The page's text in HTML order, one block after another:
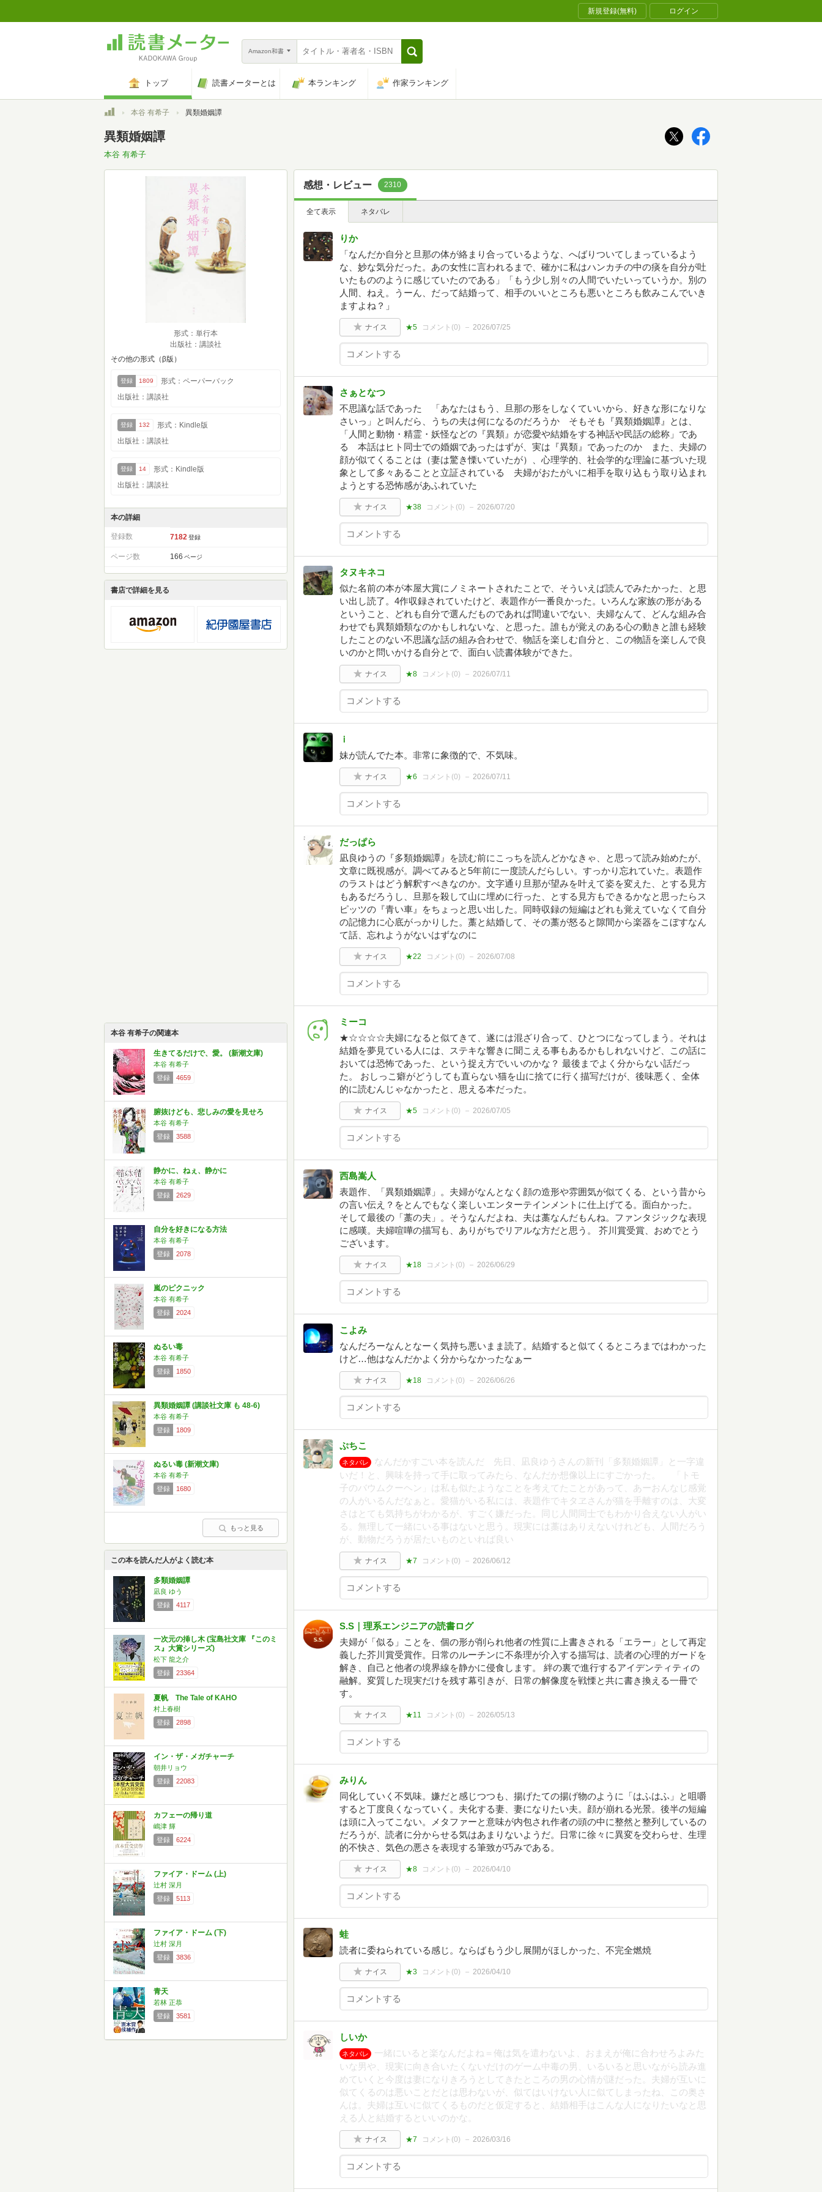
新規登録(無料) ログイン
Amazon和書
トップ 読書メーターとは 本ランキング 作家ランキング
トップ本谷 有希子 異類婚姻譚
異類婚姻譚
本谷 有希子
形式：単行本
出版社：講談社
その他の形式（β版）
登録 1809
形式：ペーパーバック
出版社：講談社
登録 132
形式：Kindle版
出版社：講談社
登録 14
形式：Kindle版
出版社：講談社
本の詳細
登録数 7182 登録
ページ数 166 ページ
書店で詳細を見る
本谷 有希子の関連本
生きてるだけで、愛。 (新潮文庫)
本谷 有希子
登録
4659
腑抜けども、悲しみの愛を見せろ
本谷 有希子
登録
3588
静かに、ねぇ、静かに
本谷 有希子
登録
2629
自分を好きになる方法
本谷 有希子
登録
2078
嵐のピクニック
本谷 有希子
登録
2024
ぬるい毒
本谷 有希子
登録
1850
異類婚姻譚 (講談社文庫 も 48-6)
本谷 有希子
登録
1809
ぬるい毒 (新潮文庫)
本谷 有希子
登録
1680
もっと見る
この本を読んだ人がよく読む本
多類婚姻譚
凪良 ゆう
登録
4117
一次元の挿し木 (宝島社文庫 『このミ
ス』大賞シリーズ)
松下 龍之介
登録
23364
夏帆 The Tale of KAHO
村上春樹
登録
2898
イン・ザ・メガチャーチ
朝井リョウ
登録
22083
カフェーの帰り道
嶋津 輝
登録
6224
ファイア・ドーム (上)
辻村 深月
登録
5113
ファイア・ドーム (下)
辻村 深月
登録
3836
青天
若林 正恭
登録
3581
感想・レビュー 2310
全て表示 ネタバレ
りか
「なんだか自分と旦那の体が絡まり合っているような、へばりついてしまっているよう
な、妙な気分だった。あの女性に言われるまで、確かに私はハンカチの中の痰を自分が吐
いたもののように感じていたのである」「もう少し別々の人間でいたいっていうか。別の
人間、ねえ。うーん、だって結婚って、相手のいいところも悪いところも飲みこんでいき
ますよね？」
ナイス ★5 コメント(0) 2026/07/25
さぁとなつ
不思議な話であった 「あなたはもう、旦那の形をしなくていいから、好きな形になりな
さいっ」と叫んだら、うちの夫は何になるのだろうか そもそも『異類婚姻譚』とは、
「人間と動物・精霊・妖怪などの『異類』が恋愛や結婚をする神話や民話の総称」であ
る 本話はヒト同士での婚姻であったはずが、実は『異類』であったのか また、夫婦の
顔が似てくることは（妻は驚き慄いていたが）、心理学的、社会学的な理論に基づいた現
象として多々あることと立証されている 夫婦がおたがいに相手を取り込もう取り込まれ
ようとする恐怖感があふれていた
ナイス ★38 コメント(0) 2026/07/20
タヌキネコ
似た名前の本が本屋大賞にノミネートされたことで、そういえば読んでみたかった、と思
い出し読了。4作収録されていたけど、表題作が一番良かった。いろんな家族の形がある
ということ、どれも自分で選んだものであれば間違いでない、夫婦なんて、どんな組み合
わせでも異類婚類なのかもしれないな、と思った。誰もが覚えのある心の動きと誰も経験
したことのない不思議な話の組み合わせで、物話を楽しむ自分と、この物語を楽しんで良
いのかと問いかける自分とで、面白い読書体験ができた。
ナイス ★8 コメント(0) 2026/07/11
ｉ
妹が読んでた本。非常に象徴的で、不気味。
ナイス ★6 コメント(0) 2026/07/11
だっぱら
凪良ゆうの『多類婚姻譚』を読む前にこっちを読んどかなきゃ、と思って読み始めたが、
文章に既視感が。調べてみると5年前に一度読んだらしい。すっかり忘れていた。表題作
のラストはどう解釈すべきなのか。文字通り旦那が望みを叶えて姿を変えた、とする見方
もあるだろうし、旦那を殺して山に埋めに行った、とする見方もできるかなと思ったらス
ピッツの『青い車』をちょっと思い出した。同時収録の短編はどれも覚えていなくて自分
の記憶力に心底がっかりした。藁と結婚して、その藁が怒ると隙間から楽器をこぼすなん
て話、忘れようがないはずなのに
ナイス ★22 コメント(0) 2026/07/08
ミーコ
★☆☆☆☆夫婦になると似てきて、遂には混ざり合って、ひとつになってしまう。それは
結婚を夢見ている人には、ステキな響きに聞こえる事もあるかもしれないけど、この話に
おいては恐怖であった、という捉え方でいいのかな？ 最後までよく分からない話だっ
た。 おしっこ癖がどうしても直らない猫を山に捨てに行く描写だけが、後味悪く、全体
的に読むんじゃなかったと、思える本だった。
ナイス ★5 コメント(0) 2026/07/05
西島嵩人
表題作、「異類婚姻譚」。夫婦がなんとなく顔の造形や雰囲気が似てくる、という昔から
の言い伝え？をとんでもなく楽しいエンターテインメントに仕上げてる。面白かった。
そして最後の「藁の夫」。そうなんだよね、夫は藁なんだもんね。ファンタジックな表現
に感嘆。夫婦喧嘩の描写も、ありがちでリアルな方だと思う。 芥川賞受賞、おめでとう
ございます。
ナイス ★18 コメント(0) 2026/06/29
こよみ
なんだろーなんとなーく気持ち悪いまま読了。結婚すると似てくるところまではわかった
けど…他はなんだかよく分からなかったなぁー
ナイス ★18 コメント(0) 2026/06/26
ぷちこ
ネタバレ
なんだかすごい本を読んだ 先日、凪良ゆうさんの新刊「多類婚姻譚」と一字違
いだ！と、興味を持って手に取ってみたら、なんだか想像以上にすごかった。 「トモ
子のバウムクーヘン」は私も似たようなことを考えてたことがあって、あーおんなじ感覚
の人がいるんだなぁと。愛猫がいる私には、表題作でキタヱさんが猫を手離すのは、大変
さはとても気持ちがわかるが、すごく嫌だった。同じ人間同士でもわかり合えない人がい
る。無理して一緒にいる事はないと思う。現実には藁はありえないけれども、人間だろう
が、動物だろうが居たいものといれば良い
ナイス ★7 コメント(0) 2026/06/12
S.S｜理系エンジニアの読書ログ
夫婦が「似る」ことを、個の形が削られ他者の性質に上書きされる「エラー」として再定
義した芥川賞受賞作。日常のルーチンに不条理が介入する描写は、読者の心理的ガードを
解き、自己と他者の境界線を静かに侵食します。 絆の裏で進行するアイデンティティの
融解。変質した現実だけを残す幕引きが、日常の解像度を戦慄と共に書き換える一冊で
す。
ナイス ★11 コメント(0) 2026/05/13
みりん
同化していく不気味。嫌だと感じつつも、揚げたての揚げ物のように「はふはふ」と咀嚼
すると丁度良くなっていく。夫化する妻、妻になりたい夫。顔が崩れる光景。後半の短編
は頭に入ってこない。メタファーと意味が内包され作者の頭の中に整然と整列しているの
だろうが、読者に分からせる気はあまりないようだ。日常に徐々に異変を交わらせ、生理
的不快さ、気色の悪さを表現する筆致が巧みである。
ナイス ★8 コメント(0) 2026/04/10
蛙
読者に委ねられている感じ。ならばもう少し展開がほしかった、不完全燃焼
ナイス ★3 コメント(0) 2026/04/10
しいか
ネタバレ
一緒にいると楽なんだよね＝俺は気を遣わないよ、おまえが俺に合わせろよみた
いな男や、現実に向き合いたくないだけのゲーム中毒の男、いるいると思いながら読み進
めていくと今度は妻になりきろうとしてきたところの男の心情が謎だった。夫婦が互いに
似てくるのは悪いことだとは思わないが、似てはいけない人に似てしまったね、この奥さ
んは。夫婦は互いに似てくるものだと仮定すると、結婚相手はこんな人になりたいなと思
える人と結婚するといいのかな。
ナイス ★7 コメント(0) 2026/03/16